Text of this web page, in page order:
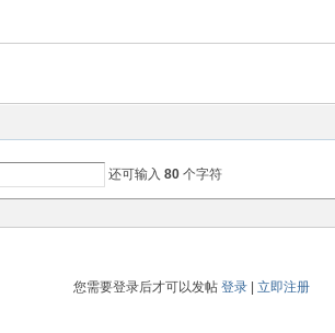
还可输入 80 个字符
您需要登录后才可以发帖 登录 立即注册